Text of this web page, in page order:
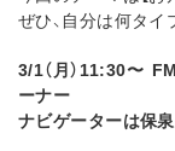
ぜひ、自分は何タイ
3/1（月）11:30〜
ーナー
ナビゲーターは保泉